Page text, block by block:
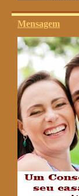
Mensagem